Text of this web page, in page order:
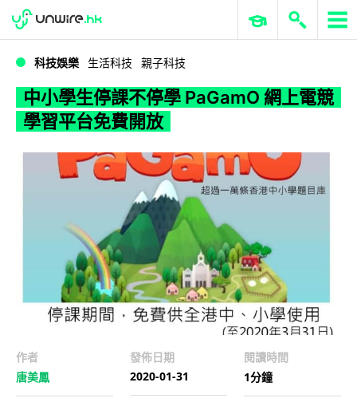
WWDC 2026 ERP 與商業 AI
科技娛樂 生活科技 親子科技
中小學生停課不停學 PaGamO 網上電競
學習平台免費開放
作者
唐美鳳
發佈日期
2020-01-31
閱讀時間
1分鐘